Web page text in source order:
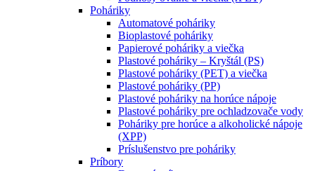
Poháriky
Automatové poháriky
Bioplastové poháriky
Papierové poháriky a viečka
Plastové poháriky – Kryštál (PS)
Plastové poháriky (PET) a viečka
Plastové poháriky (PP)
Plastové poháriky na horúce nápoje
Plastové poháriky pre ochladzovače vody
Poháriky pre horúce a alkoholické nápoje
(XPP)
Príslušenstvo pre poháriky
Príbory